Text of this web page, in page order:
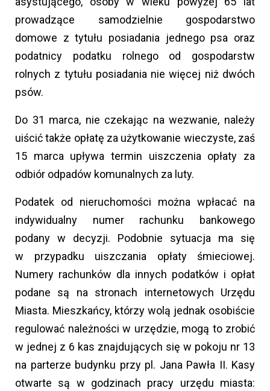
prowadzące samodzielnie gospodarstwo
domowe z tytułu posiadania jednego psa oraz
podatnicy podatku rolnego od gospodarstw
rolnych z tytułu posiadania nie więcej niż dwóch
psów.
Do 31 marca, nie czekając na wezwanie, należy
uiścić także opłatę za użytkowanie wieczyste, zaś
15 marca upływa termin uiszczenia opłaty za
odbiór odpadów komunalnych za luty.
Podatek od nieruchomości można wpłacać na
indywidualny numer rachunku bankowego
podany w decyzji. Podobnie sytuacja ma się
w przypadku uiszczania opłaty śmieciowej.
Numery rachunków dla innych podatków i opłat
podane są na stronach internetowych Urzędu
Miasta. Mieszkańcy, którzy wolą jednak osobiście
regulować należności w urzędzie, mogą to zrobić
w jednej z 6 kas znajdujących się w pokoju nr 13
na parterze budynku przy pl. Jana Pawła II. Kasy
otwarte są w godzinach pracy urzędu miasta: